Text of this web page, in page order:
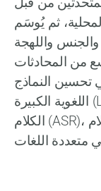
ثم يُوسَم
واللهجة
من المحادثات
تحسين النماذج
اللغوية الكبيرة (LLM)، وتدريب أنظمة التعرّف على
الكلام (ASR)، وتوليد الكلام (TTS)، وتطبيقات الذكاء